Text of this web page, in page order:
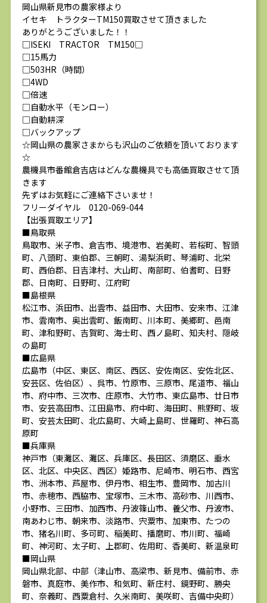
岡山県新見市の農家様より
イセキ トラクターTM150買取させて頂きました
ありがとうございました！！
□ISEKI TRACTOR TM150□
□15馬力
□503HR（時間）
□4WD
□倍速
□自動水平（モンロー）
□自動耕深
□バックアップ
☆岡山県の農家さまからも沢山のご依頼を頂いております
☆
農機具市番館倉吉店はどんな農機具でも高価買取させて頂
きます
先ずはお気軽にご連絡下さいませ！
フリーダイヤル 0120-069-044
【出張買取エリア】
■鳥取県
鳥取市、米子市、倉吉市、境港市、岩美町、若桜町、智頭
町、八頭町、東伯郡、三朝町、湯梨浜町、琴浦町、北栄
町、西伯郡、日吉津村、大山町、南部町、伯耆町、日野
郡、日南町、日野町、江府町
■島根県
松江市、浜田市、出雲市、益田市、大田市、安来市、江津
市、雲南市、奥出雲町、飯南町、川本町、美郷町、邑南
町、津和野町、吉賀町、海士町、西ノ島町、知夫村、隠岐
の島町
■広島県
広島市（中区、東区、南区、西区、安佐南区、安佐北区、
安芸区、佐伯区）、呉市、竹原市、三原市、尾道市、福山
市、府中市、三次市、庄原市、大竹市、東広島市、廿日市
市、安芸高田市、江田島市、府中町、海田町、熊野町、坂
町、安芸太田町、北広島町、大崎上島町、世羅町、神石高
原町
■兵庫県
神戸市（東灘区、灘区、兵庫区、長田区、須磨区、垂水
区、北区、中央区、西区）姫路市、尼崎市、明石市、西宮
市、洲本市、芦屋市、伊丹市、相生市、豊岡市、加古川
市、赤穂市、西脇市、宝塚市、三木市、高砂市、川西市、
小野市、三田市、加西市、丹波篠山市、養父市、丹波市、
南あわじ市、朝来市、淡路市、宍粟市、加東市、たつの
市、猪名川町、多可町、稲美町、播磨町、市川町、福崎
町、神河町、太子町、上郡町、佐用町、香美町、新温泉町
■岡山県
岡山県北部、中部（津山市、高梁市、新見市、備前市、赤
磐市、真庭市、美作市、和気町、新庄村、鏡野町、勝央
町、奈義町、西粟倉村、久米南町、美咲町、吉備中央町）